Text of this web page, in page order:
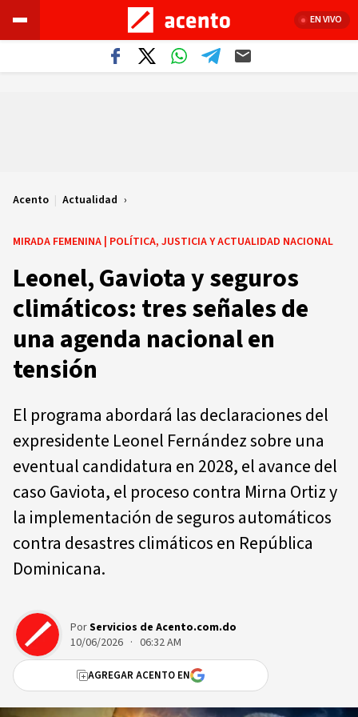
EN VIVO
Acento | Actualidad
MIRADA FEMENINA | POLÍTICA, JUSTICIA Y ACTUALIDAD NACIONAL
Leonel, Gaviota y seguros
climáticos: tres señales de
una agenda nacional en
tensión
El programa abordará las declaraciones del
expresidente Leonel Fernández sobre una
eventual candidatura en 2028, el avance del
caso Gaviota, el proceso contra Mirna Ortiz y
la implementación de seguros automáticos
contra desastres climáticos en República
Dominicana.
PorServicios de Acento.com.do
10/06/2026 · 06:32 AM
AGREGAR ACENTO EN